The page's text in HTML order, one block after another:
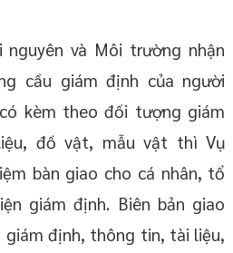
nguyên và Môi trường nhận
cầu giám định của người
kèm theo đối tượng giám
đồ vật, mẫu vật thì Vụ
bàn giao cho cá nhân, tổ
giám định. Biên bản giao
định, thông tin, tài liệu,